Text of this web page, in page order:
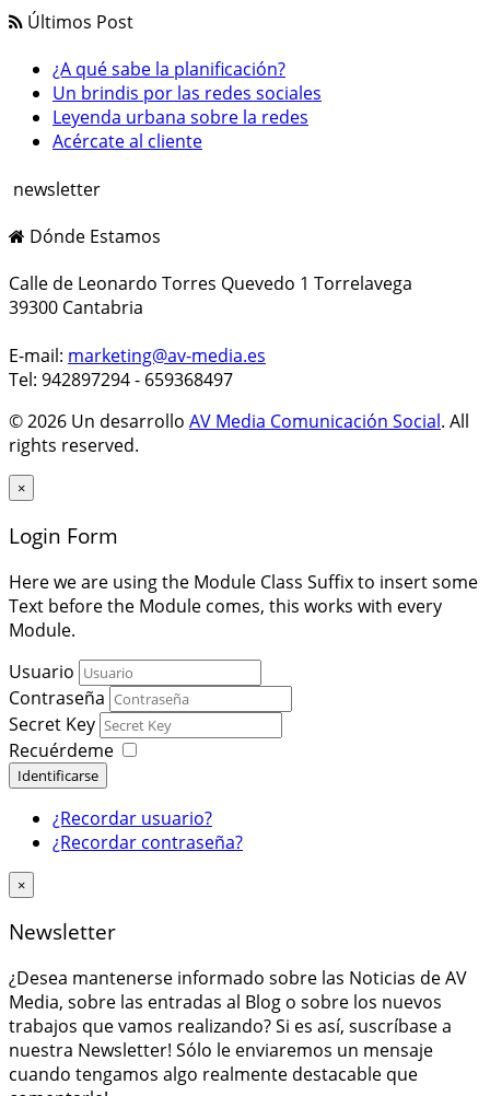
Últimos Post
¿A qué sabe la planificación?
Un brindis por las redes sociales
Leyenda urbana sobre la redes
Acércate al cliente
newsletter
Dónde Estamos
Calle de Leonardo Torres Quevedo 1 Torrelavega
39300 Cantabria
E-mail: marketing@av-media.es
Tel: 942897294 - 659368497
© 2026 Un desarrollo AV Media Comunicación Social. All
rights reserved.
×
Login Form
Here we are using the Module Class Suffix to insert some
Text before the Module comes, this works with every
Module.
Usuario
Contraseña
Secret Key
Recuérdeme
Identificarse
¿Recordar usuario?
¿Recordar contraseña?
×
Newsletter
¿Desea mantenerse informado sobre las Noticias de AV
Media, sobre las entradas al Blog o sobre los nuevos
trabajos que vamos realizando? Si es así, suscríbase a
nuestra Newsletter! Sólo le enviaremos un mensaje
cuando tengamos algo realmente destacable que